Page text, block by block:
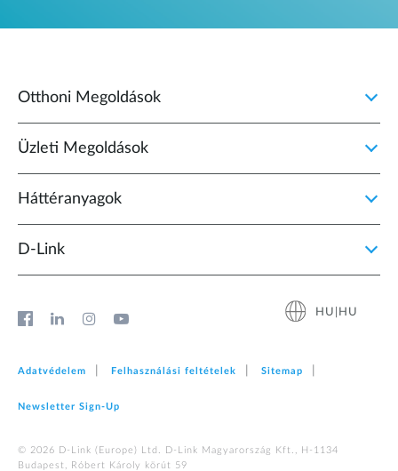
Otthoni Megoldások
Üzleti Megoldások
Háttéranyagok
D‑Link
HU|HU
Adatvédelem Felhasználási feltételek Sitemap
Newsletter Sign‑Up
© 2026 D‑Link (Europe) Ltd. D-Link Magyarország Kft., H-1134
Budapest, Róbert Károly körút 59